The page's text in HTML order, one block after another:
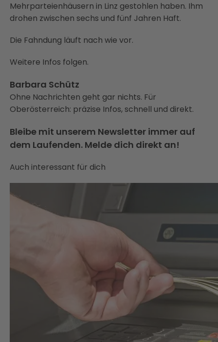
Mehrparteienhäusern in Linz gestohlen haben. Ihm
drohen zwischen sechs und fünf Jahren Haft.
Die Fahndung läuft nach wie vor.
Weitere Infos folgen.
Barbara Schütz
Ohne Nachrichten geht gar nichts. Für
Oberösterreich: präzise Infos, schnell und direkt.
Bleibe mit unserem Newsletter immer auf
dem Laufenden. Melde dich direkt an!
Auch interessant für dich